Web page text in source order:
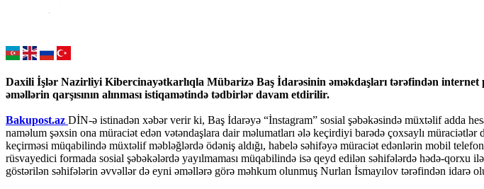
Daxili İşlər Nazirliyi Kibercinayətkarlıqla Mübarizə Baş İdarəsinin əməkdaşları tərəfindən
əməllərin qarşısının alınması istiqamətində tədbirlər davam etdirilir.
Bakupost.az DİN-ə istinadən xəbər verir ki, Baş İdarəyə “İnstagram” sosial şəbəkəsində müxtəlif adda
naməlum şəxsin ona müraciət edən vətəndaşlara dair məlumatları ələ keçirdiyi barədə çoxsaylı müraciətlər
keçirməsi müqabilində müxtəlif məbləğlərdə ödəniş aldığı, habelə səhifəyə müraciət edənlərin mobil
rüsvayedici formada sosial şəbəkələrdə yayılmaması müqabilində isə qeyd edilən səhifələrdə hədə-
göstərilən səhifələrin əvvəllər də eyni əməllərə görə məhkum olunmuş Nurlan İsmayılov tərəfindən idarə